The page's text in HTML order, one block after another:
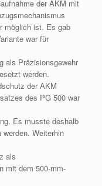
der AKM mit
möglich ist. Es gab
war für
als Präzisionsgewehr
werden.
der AKM
des PG 500 war
Es musste deshalb
Weiterhin
als
mit dem 500-mm-